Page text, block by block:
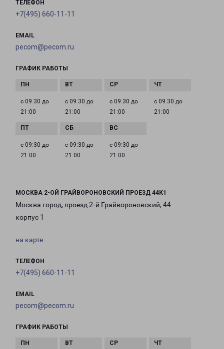
ТЕЛЕФОН
+7(495) 660-11-11
EMAIL
pecom@pecom.ru
ГРАФИК РАБОТЫ
с 09:30 до
21:00
с 09:30 до
21:00
с 09:30 до
21:00
с 09:30 до
21:00
с 09:30 до
21:00
с 09:30 до
21:00
с 09:30 до
21:00
МОСКВА 2-ОЙ ГРАЙВОРОНОВСКИЙ ПРОЕЗД 44К1
Москва город, проезд 2-й Грайвороновский, 44
корпус 1
на карте
ТЕЛЕФОН
+7(495) 660-11-11
EMAIL
pecom@pecom.ru
ГРАФИК РАБОТЫ